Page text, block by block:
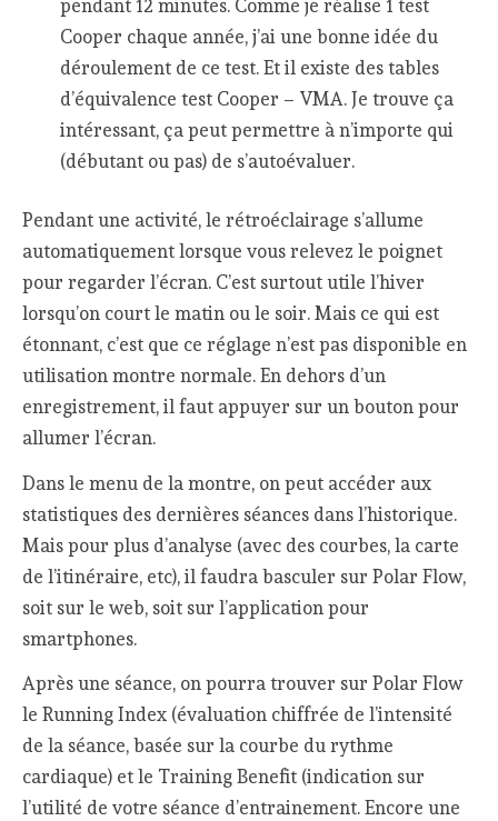
pendant 12 minutes. Comme je réalise 1 test
Cooper chaque année, j’ai une bonne idée du
déroulement de ce test. Et il existe des tables
d’équivalence test Cooper – VMA. Je trouve ça
intéressant, ça peut permettre à n’importe qui
(débutant ou pas) de s’autoévaluer.
Pendant une activité, le rétroéclairage s’allume
automatiquement lorsque vous relevez le poignet
pour regarder l’écran. C’est surtout utile l’hiver
lorsqu’on court le matin ou le soir. Mais ce qui est
étonnant, c’est que ce réglage n’est pas disponible en
utilisation montre normale. En dehors d’un
enregistrement, il faut appuyer sur un bouton pour
allumer l’écran.
Dans le menu de la montre, on peut accéder aux
statistiques des dernières séances dans l’historique.
Mais pour plus d’analyse (avec des courbes, la carte
de l’itinéraire, etc), il faudra basculer sur Polar Flow,
soit sur le web, soit sur l’application pour
smartphones.
Après une séance, on pourra trouver sur Polar Flow
le Running Index (évaluation chiffrée de l’intensité
de la séance, basée sur la courbe du rythme
cardiaque) et le Training Benefit (indication sur
l’utilité de votre séance d’entrainement. Encore une